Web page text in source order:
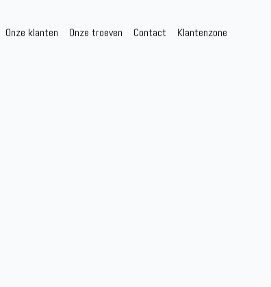
Onze klanten Onze troeven Contact Klantenzone